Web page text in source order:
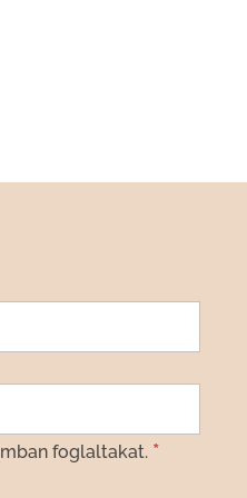
foglaltakat. *